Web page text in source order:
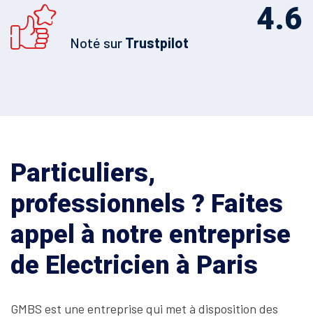
4.6
Noté sur Trustpilot
Particuliers,
professionnels ? Faites
appel à notre entreprise
de Electricien à Paris
GMBS est une entreprise qui met à disposition des